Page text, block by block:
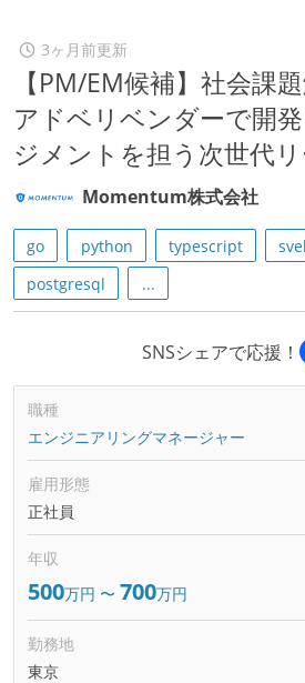
3ヶ月前更新
【PM/EM候補】社会課
アドベリベンダーで開
ジメントを担う次世代
Momentum株式会社
go python typescript
postgresql
...
SNSシェアで応援！
職種
エンジニアリングマネージャー
雇用形態
正社員
年収
500万円 〜 700万円
勤務地
東京